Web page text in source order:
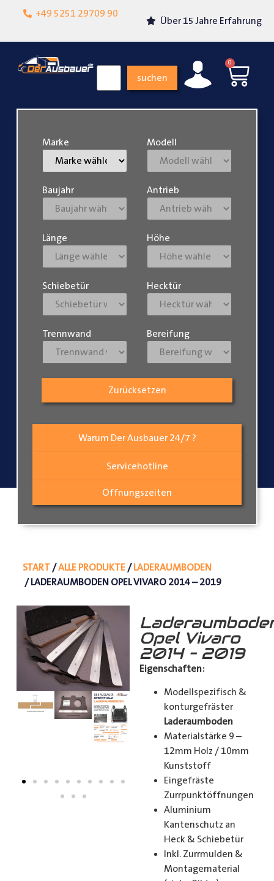
+49 5251 29709 90
Lokalgeschäft in
Über 15 Jahre Erfahrung
suchen
0
Warum Der Ausbauer 24/7 ?
Servicehotline
Öffnungszeiten
Marke Modell
Baujahr Antrieb
Länge Höhe
Schiebetür Hecktür
Trennwand Bereifung
Zurücksetzen
START/ALLE PRODUKTE/LADERAUMBODEN
/ LADERAUMBODEN OPEL VIVARO 2014 – 2019
Opel Vivaro
2014 – 2019
Eigenschaften:
Modellspezifisch &
konturgefräster
Laderaumboden
Materialstärke 9 –
12mm Holz / 10mm
Kunststoff
Eingefräste
Zurrpunktöffnungen
Aluminium
Kantenschutz an
Heck & Schiebetür
Inkl. Zurrmulden &
Montagematerial